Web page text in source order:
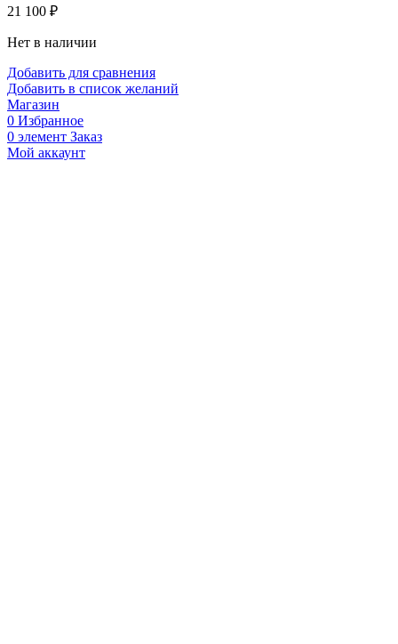
21 100 ₽
Нет в наличии
Добавить для сравнения
Добавить в список желаний
Магазин
0 Избранное
0 элемент Заказ
Мой аккаунт